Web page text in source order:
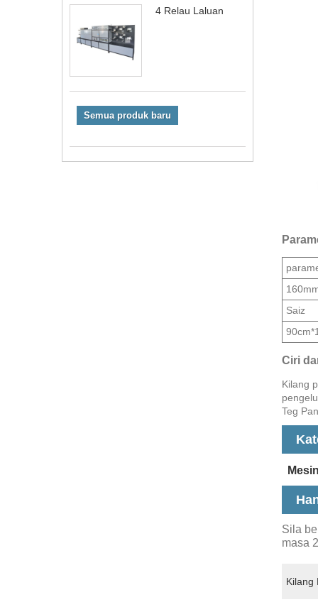
4 Relau Laluan
Semua produk baru
Saiz
Ciri
Kilang
Teg
Sila
masa